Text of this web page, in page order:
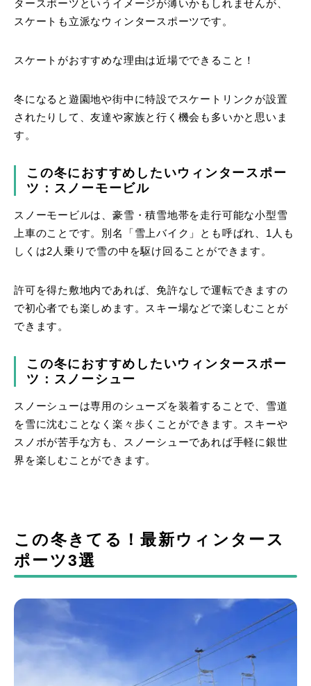
タースポーツというイメージが薄いかもしれませんが、
スケートも立派なウィンタースポーツです。
スケートがおすすめな理由は近場でできること！
冬になると遊園地や街中に特設でスケートリンクが設置
されたりして、友達や家族と行く機会も多いかと思いま
す。
この冬におすすめしたいウィンタースポー
ツ：スノーモービル
スノーモービルは、豪雪・積雪地帯を走行可能な小型雪
上車のことです。別名「雪上バイク」とも呼ばれ、1人も
しくは2人乗りで雪の中を駆け回ることができます。
許可を得た敷地内であれば、免許なしで運転できますの
で初心者でも楽しめます。スキー場などで楽しむことが
できます。
この冬におすすめしたいウィンタースポー
ツ：スノーシュー
スノーシューは専用のシューズを装着することで、雪道
を雪に沈むことなく楽々歩くことができます。スキーや
スノボが苦手な方も、スノーシューであれば手軽に銀世
界を楽しむことができます。
この冬きてる！最新ウィンタース
ポーツ3選